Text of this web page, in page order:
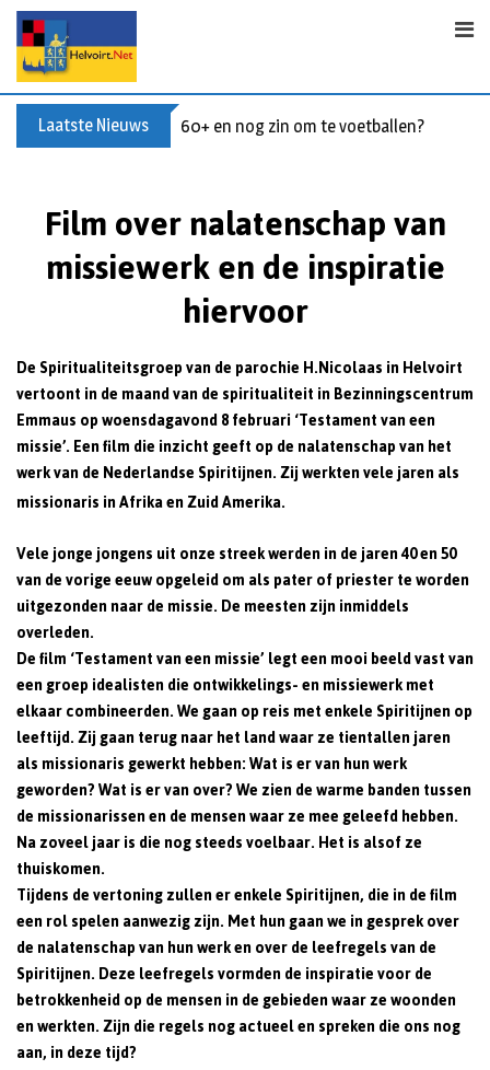
p
Laatste Nieuws 60+ en nog zin om te voetballen? Kom
Film over nalatenschap van
missiewerk en de inspiratie
hiervoor
De Spiritualiteitsgroep van de parochie H.Nicolaas in Helvoirt
vertoont in de maand van de spiritualiteit in Bezinningscentrum
Emmaus op woensdagavond 8 februari ‘Testament van een
missie’. Een film die inzicht geeft op de nalatenschap van het
werk van de Nederlandse Spiritijnen. Zij werkten vele jaren als
missionaris in Afrika en Zuid Amerika.
Vele jonge jongens uit onze streek werden in de jaren 40 en 50
van de vorige eeuw opgeleid om als pater of priester te worden
uitgezonden naar de missie. De meesten zijn inmiddels
overleden.
De film ‘Testament van een missie’ legt een mooi beeld vast van
een groep idealisten die ontwikkelings- en missiewerk met
elkaar combineerden. We gaan op reis met enkele Spiritijnen op
leeftijd. Zij gaan terug naar het land waar ze tientallen jaren
als missionaris gewerkt hebben: Wat is er van hun werk
geworden? Wat is er van over? We zien de warme banden tussen
de missionarissen en de mensen waar ze mee geleefd hebben.
Na zoveel jaar is die nog steeds voelbaar. Het is alsof ze
thuiskomen.
Tijdens de vertoning zullen er enkele Spiritijnen, die in de film
een rol spelen aanwezig zijn. Met hun gaan we in gesprek over
de nalatenschap van hun werk en over de leefregels van de
Spiritijnen. Deze leefregels vormden de inspiratie voor de
betrokkenheid op de mensen in de gebieden waar ze woonden
en werkten. Zijn die regels nog actueel en spreken die ons nog
aan, in deze tijd?